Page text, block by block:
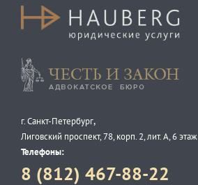
г. Санкт-Петербург,
Лиговский проспект, 78, корп. 2, лит. А, 6 этаж
Телефоны:
8 (812) 467-88-22